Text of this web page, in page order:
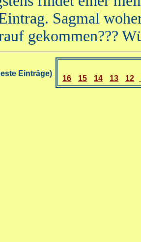
Sagmal
gekommen???
Einträge)
16 15 14 13 12